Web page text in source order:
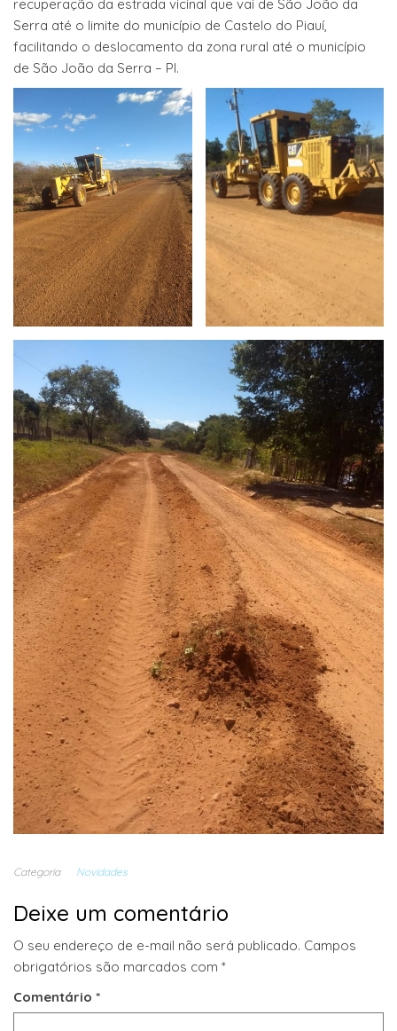
recuperação da estrada vicinal que vai de São João da
Serra até o limite do município de Castelo do Piauí,
facilitando o deslocamento da zona rural até o município
de São João da Serra – PI.
Categoria Novidades
Deixe um comentário
O seu endereço de e-mail não será publicado. Campos
obrigatórios são marcados com *
Comentário *